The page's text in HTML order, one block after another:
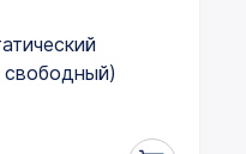
свободный)